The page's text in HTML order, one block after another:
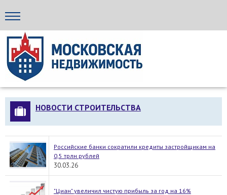
Стройка24
НОВОСТИ СТРОИТЕЛЬСТВА
Российские банки сократили кредиты застройщикам на
0,5 трлн рублей
30.03.26
"Циан" увеличил чистую прибыль за год на 16%